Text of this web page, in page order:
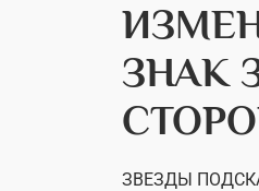
ЗНАК
ЗВЕЗДЫ